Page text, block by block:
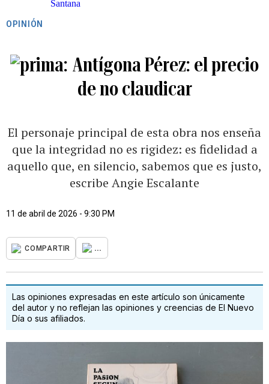
OPINIÓN
Antígona Pérez: el precio
de no claudicar
El personaje principal de esta obra nos enseña
que la integridad no es rigidez: es fidelidad a
aquello que, en silencio, sabemos que es justo,
escribe Angie Escalante
11 de abril de 2026 - 9:30 PM
COMPARTIR ...
Las opiniones expresadas en este artículo son únicamente
del autor y no reflejan las opiniones y creencias de El Nuevo
Día o sus afiliados.